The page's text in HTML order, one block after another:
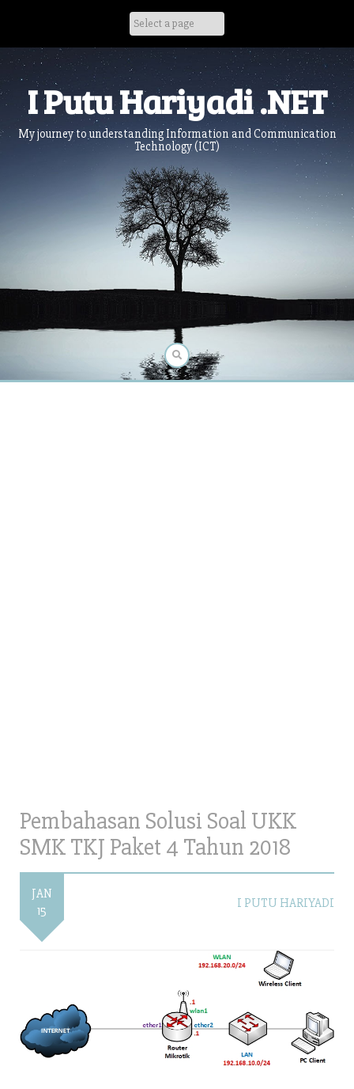
I Putu Hariyadi .NET
My journey to understanding Information and Communication
Technology (ICT)
Pembahasan Solusi Soal UKK
SMK TKJ Paket 4 Tahun 2018
JAN
15
I PUTU HARIYADI